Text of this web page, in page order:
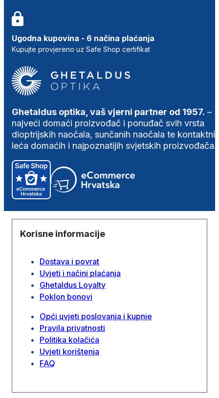
Ugodna kupovina - 6 načina plaćanja
Kupujte provjereno uz Safe Shop certifikat
Ghetaldus optika, vaš vjerni partner od 1957. –
najveći domaći proizvođač i ponuđač svih vrsta
dioptrijskih naočala, sunčanih naočala te
leća domaćih i najpoznatijih svjetskih proizvođača.
Korisne informacije
Dostava i povrat
Uvjeti i načini plaćanja
Ghetaldus Loyalty
Poklon bonovi
Opći uvjeti poslovanja i kupnje
Pravila privatnosti
Politika kolačića
Uvjeti korištenja
FAQ